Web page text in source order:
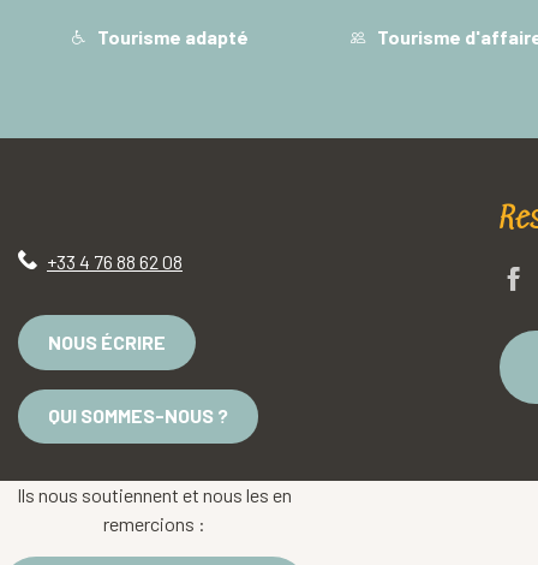
Tourisme adapté Tourisme
+33 4 76 88 62 08
NOUS ÉCRIRE
QUI SOMMES-NOUS ?
Ils nous soutiennent et nous les en
remercions :